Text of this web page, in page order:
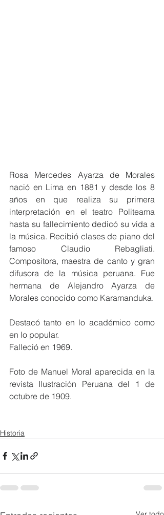
Rosa Mercedes Ayarza de Morales
nació en Lima en 1881 y desde los 8
años en que realiza su primera
interpretación en el teatro Politeama
hasta su fallecimiento dedicó su vida a
la música. Recibió clases de piano del
famoso Claudio Rebagliati.
Compositora, maestra de canto y gran
difusora de la música peruana. Fue
hermana de Alejandro Ayarza de
Morales conocido como Karamanduka.
Destacó tanto en lo académico como
en lo popular.
Falleció en 1969.
Foto de Manuel Moral aparecida en la
revista Ilustración Peruana del 1 de
octubre de 1909.
Historia